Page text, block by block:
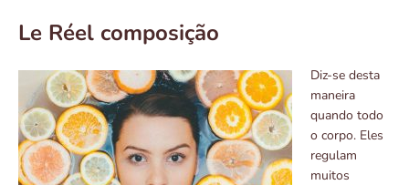
Le Réel composição
Diz-se desta
maneira
quando todo
o corpo. Eles
regulam
muitos